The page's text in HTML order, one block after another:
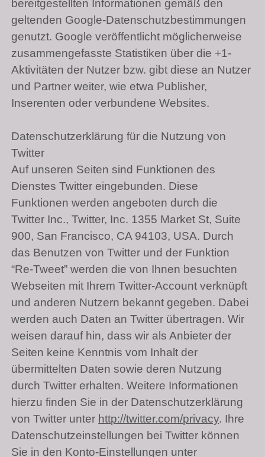
bereitgestellten Informationen gemäß den
geltenden Google-Datenschutzbestimmungen
genutzt. Google veröffentlicht möglicherweise
zusammengefasste Statistiken über die +1-
Aktivitäten der Nutzer bzw. gibt diese an Nutzer
und Partner weiter, wie etwa Publisher,
Inserenten oder verbundene Websites.
Datenschutzerklärung für die Nutzung von
Twitter
Auf unseren Seiten sind Funktionen des
Dienstes Twitter eingebunden. Diese
Funktionen werden angeboten durch die
Twitter Inc., Twitter, Inc. 1355 Market St, Suite
900, San Francisco, CA 94103, USA. Durch
das Benutzen von Twitter und der Funktion
“Re-Tweet” werden die von Ihnen besuchten
Webseiten mit Ihrem Twitter-Account verknüpft
und anderen Nutzern bekannt gegeben. Dabei
werden auch Daten an Twitter übertragen. Wir
weisen darauf hin, dass wir als Anbieter der
Seiten keine Kenntnis vom Inhalt der
übermittelten Daten sowie deren Nutzung
durch Twitter erhalten. Weitere Informationen
hierzu finden Sie in der Datenschutzerklärung
von Twitter unter http://twitter.com/privacy. Ihre
Datenschutzeinstellungen bei Twitter können
Sie in den Konto-Einstellungen unter